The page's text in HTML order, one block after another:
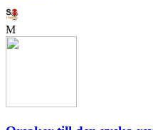
M